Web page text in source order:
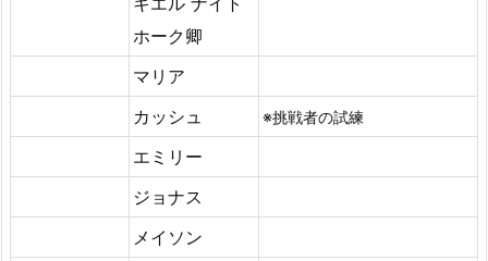
ホーク卿
マリア
カッシュ
※挑戦者の試練
エミリー
ジョナス
メイソン